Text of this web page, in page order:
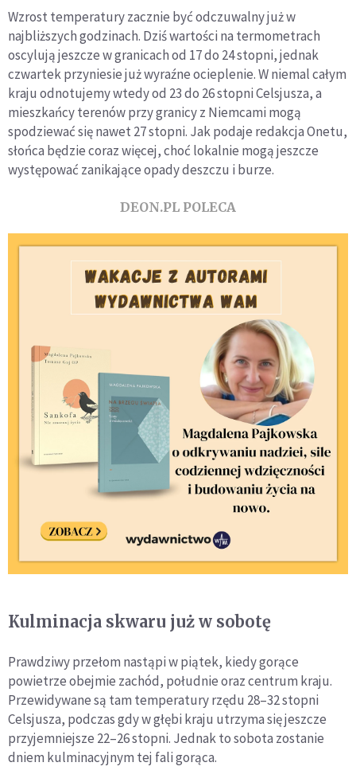
Wzrost temperatury zacznie być odczuwalny już w
najbliższych godzinach. Dziś wartości na termometrach
oscylują jeszcze w granicach od 17 do 24 stopni, jednak
czwartek przyniesie już wyraźne ocieplenie. W niemal całym
kraju odnotujemy wtedy od 23 do 26 stopni Celsjusza, a
mieszkańcy terenów przy granicy z Niemcami mogą
spodziewać się nawet 27 stopni. Jak podaje redakcja Onetu,
słońca będzie coraz więcej, choć lokalnie mogą jeszcze
występować zanikające opady deszczu i burze.
DEON.PL POLECA
Kulminacja skwaru już w sobotę
Prawdziwy przełom nastąpi w piątek, kiedy gorące
powietrze obejmie zachód, południe oraz centrum kraju.
Przewidywane są tam temperatury rzędu 28–32 stopni
Celsjusza, podczas gdy w głębi kraju utrzyma się jeszcze
przyjemniejsze 22–26 stopni. Jednak to sobota zostanie
dniem kulminacyjnym tej fali gorąca.